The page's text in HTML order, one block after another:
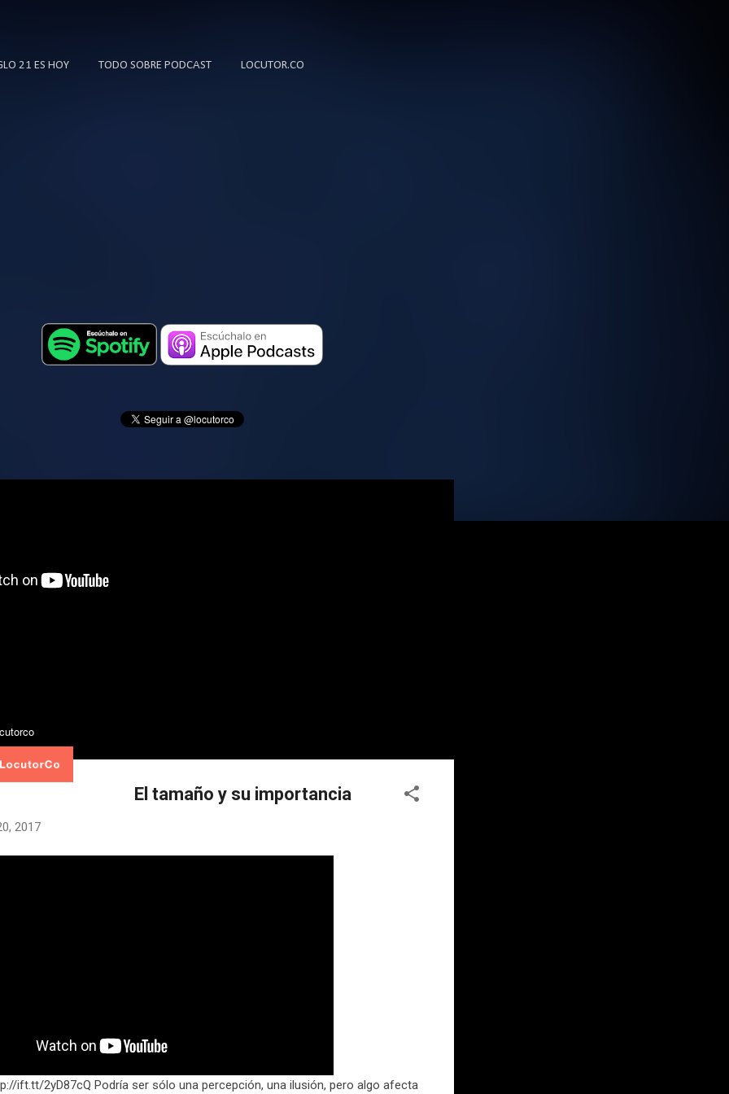
21 ES HOY TODO SOBRE PODCAST LOCUTOR.CO
El tamaño y su importancia
2017
ift.tt/2yD87cQ Podría ser sólo una percepción, una ilusión, pero algo afecta